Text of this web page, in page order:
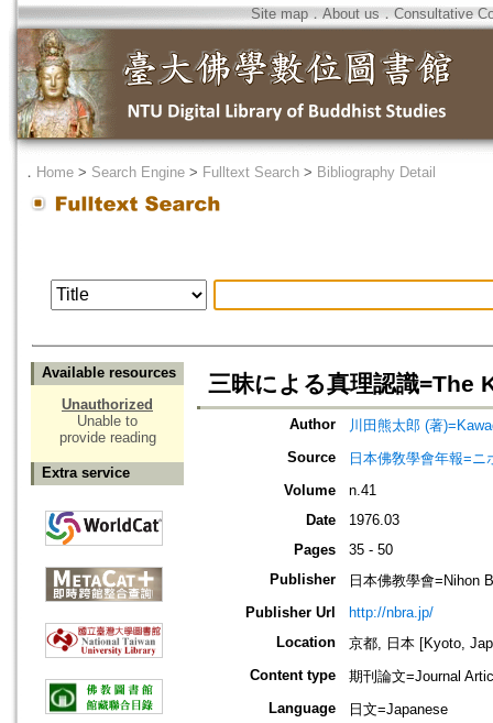
Site map．About us ． Consultative
． Home > Search Engine > Fulltext Search > Bibliography Detail
Available resources
Unauthorized
Unable to
provide reading
Extra service
三昧による真理認識
Author
川田熊太郎 (著
Source
日本佛敎學會年報=
Volume
n.41
Date
1976.03
Pages
35 - 50
Publisher
日本佛教學會=Nihon
Publisher Url
http://nbra.jp/
Location
京都, 日本 [Kyoto,
Content type
期刊論文=Journal
Language
日文=Japanese